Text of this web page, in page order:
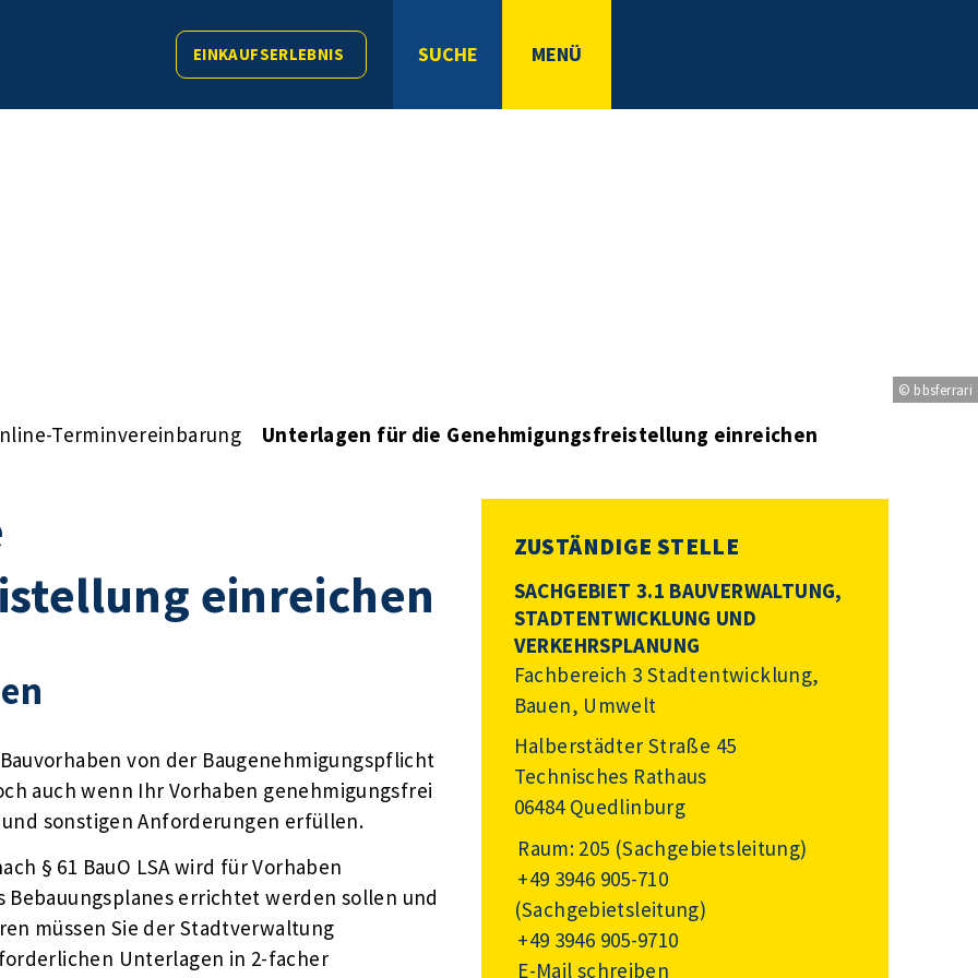
EINKAUFSERLEBNIS SUCHE MENÜ
© bbsferrari
Terminvereinbarung Unterlagen für die Genehmigungsfreistellung einreichen
einreichen
von der Baugenehmigungspflicht
auch wenn Ihr Vorhaben genehmigungsfrei
sonstigen Anforderungen erfüllen.
§ 61 BauO LSA wird für Vorhaben
errichtet werden sollen und
müssen Sie der Stadtverwaltung
Unterlagen in 2-facher
ZUSTÄNDIGE STELLE
SACHGEBIET 3.1 BAUVERWALTUNG,
STADTENTWICKLUNG UND
VERKEHRSPLANUNG
Fachbereich 3 Stadtentwicklung,
Bauen, Umwelt
Halberstädter Straße 45
Technisches Rathaus
06484 Quedlinburg
Raum: 205 (Sachgebietsleitung)
+49 3946 905-710
(Sachgebietsleitung)
+49 3946 905-9710
E-Mail schreiben